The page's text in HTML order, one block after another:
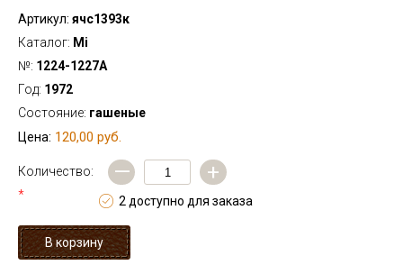
Артикул: ячс1393к
Каталог: Mi
№: 1224-1227А
Год: 1972
Состояние: гашеные
Цена: 120,00 руб.
Количество:
*
— +
2 доступно для заказа